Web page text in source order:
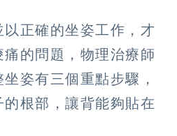
正確的坐姿工作，才
的問題，物理治療師
姿有三個重點步驟，
根部，讓背能夠貼在